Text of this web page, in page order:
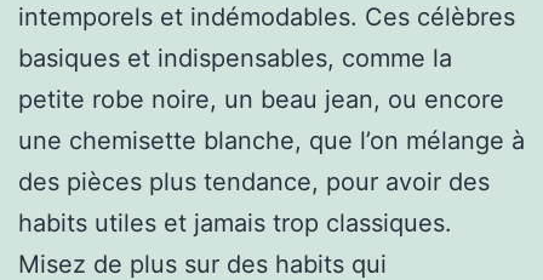
intemporels et indémodables. Ces célèbres
basiques et indispensables, comme la
petite robe noire, un beau jean, ou encore
une chemisette blanche, que l’on mélange à
des pièces plus tendance, pour avoir des
habits utiles et jamais trop classiques.
Misez de plus sur des habits qui